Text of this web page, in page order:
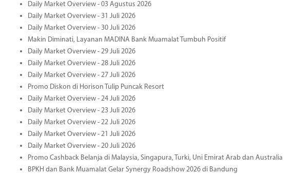
Daily Market Overview - 03 Agustus 2026
Daily Market Overview - 31 Juli 2026
Daily Market Overview - 30 Juli 2026
Makin Diminati, Layanan MADINA Bank Muamalat Tumbuh Positif
Daily Market Overview - 29 Juli 2026
Daily Market Overview - 28 Juli 2026
Daily Market Overview - 27 Juli 2026
Promo Diskon di Horison Tulip Puncak Resort
Daily Market Overview - 24 Juli 2026
Daily Market Overview - 23 Juli 2026
Daily Market Overview - 22 Juli 2026
Daily Market Overview - 21 Juli 2026
Daily Market Overview - 20 Juli 2026
Promo Cashback Belanja di Malaysia, Singapura, Turki, Uni Emirat Arab dan Australia
BPKH dan Bank Muamalat Gelar Synergy Roadshow 2026 di Bandung